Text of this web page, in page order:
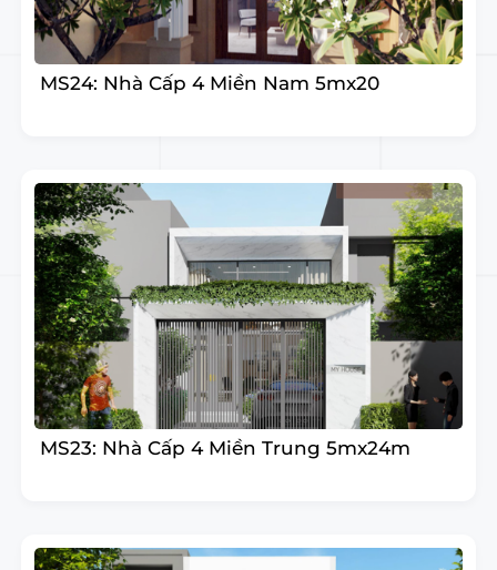
MS24: Nhà Cấp 4 Miền Nam 5mx20
MS23: Nhà Cấp 4 Miền Trung 5mx24m